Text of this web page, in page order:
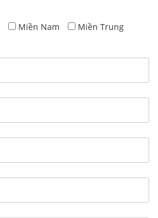
Miền Nam Miền Trung